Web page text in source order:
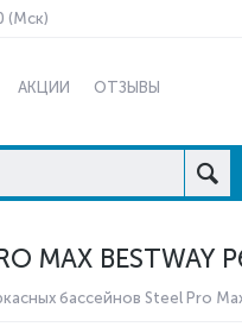
(Мск)
АКЦИИ ОТЗЫВЫ
BESTWAY
бассейнов Steel Pro